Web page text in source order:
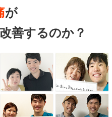
が
善するのか？